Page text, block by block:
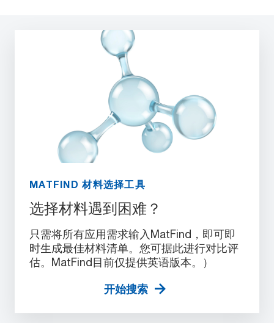
MATFIND 材料选择工具
选择材料遇到困难？
只需将所有应用需求输入MatFind，即可即
时生成最佳材料清单。您可据此进行对比评
估。MatFind目前仅提供英语版本。）
开始搜索